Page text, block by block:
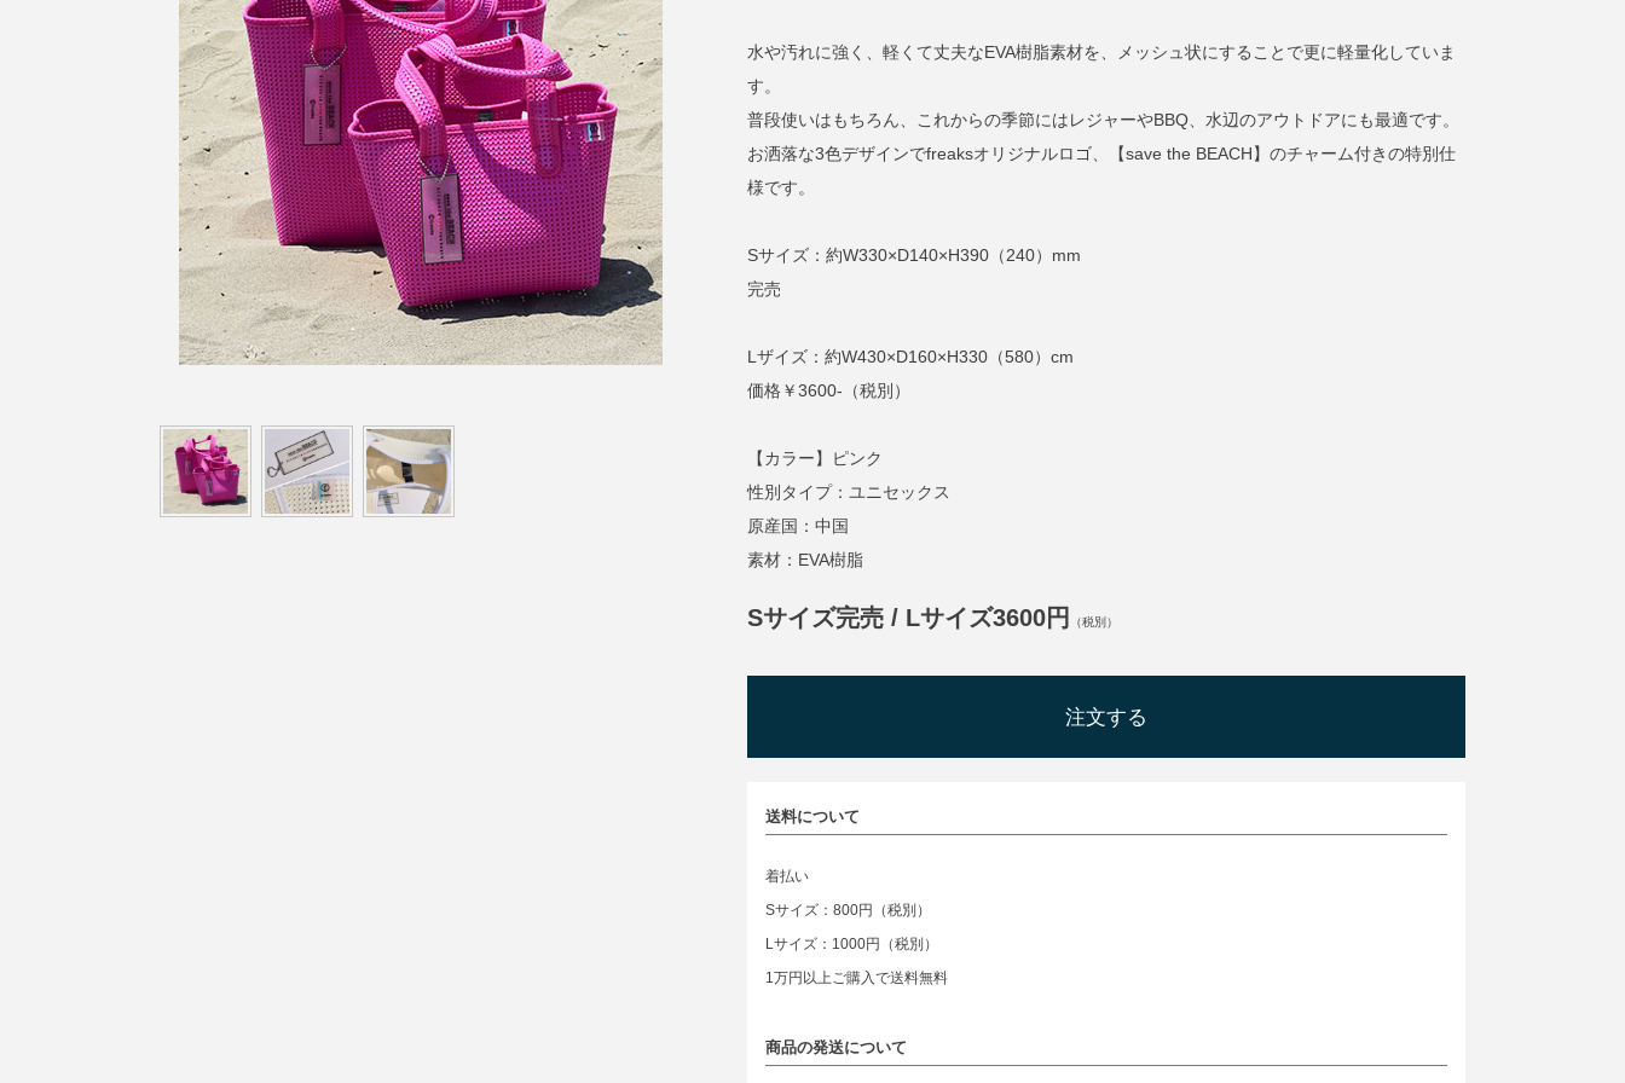
水や汚れに強く、軽くて丈夫なEVA樹脂素材を、メッシュ状にすることで更に軽量化していま
す。
普段使いはもちろん、これからの季節にはレジャーやBBQ、水辺のアウトドアにも最適です。
お洒落な3色デザインでfreaksオリジナルロゴ、【save the BEACH】のチャーム付きの特別仕
様です。
Sサイズ：約W330×D140×H390（240）mm
完売
Lザイズ：約W430×D160×H330（580）cm
価格￥3600-（税別）
【カラー】ピンク
性別タイプ：ユニセックス
原産国：中国
素材：EVA樹脂
Sサイズ完売 / Lサイズ3600円 （税別）
注文する
送料について
着払い
Sサイズ：800円（税別）
Lサイズ：1000円（税別）
1万円以上ご購入で送料無料
商品の発送について